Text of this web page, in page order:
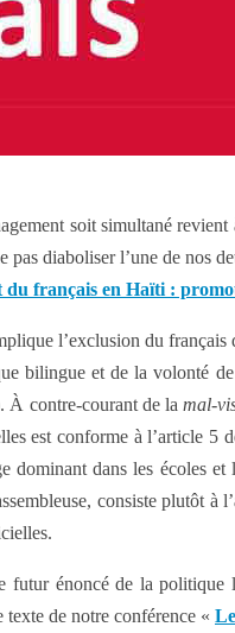
soit simultané
pas diaboliser l’une de
du français en Haïti :
l’exclusion du
bilingue et de la volonté
À contre-courant de la mal-
est conforme à l’article
dans les écoles
consiste plutôt à
futur énoncé de la
de notre conférence «